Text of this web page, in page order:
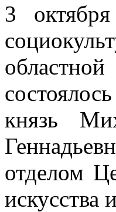
3
князь
отделом
искусства